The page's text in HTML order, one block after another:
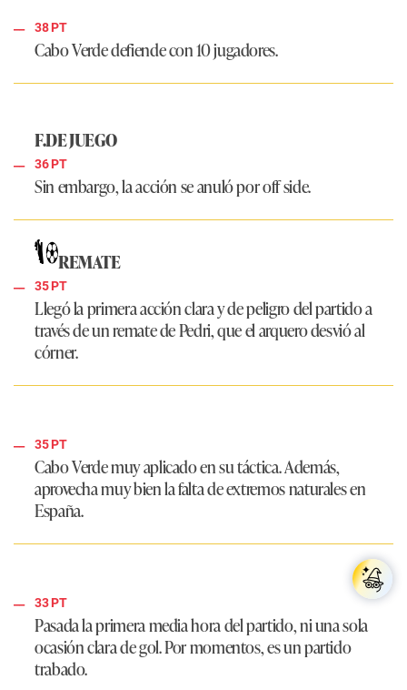
38 PT
Cabo Verde defiende con 10 jugadores.
F.DE JUEGO
36 PT
Sin embargo, la acción se anuló por off side.
REMATE
35 PT
Llegó la primera acción clara y de peligro del partido a
través de un remate de Pedri, que el arquero desvió al
córner.
35 PT
Cabo Verde muy aplicado en su táctica. Además,
aprovecha muy bien la falta de extremos naturales en
España.
33 PT
Pasada la primera media hora del partido, ni una sola
ocasión clara de gol. Por momentos, es un partido
trabado.